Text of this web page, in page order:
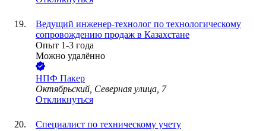
Ведущий инженер-технолог по технологическому
сопровождению продаж в Казахстане
Опыт 1-3 года
Можно удалённо
НПФ Пакер
Октябрьский, Северная улица, 7
Откликнуться
Специалист по техническому учету